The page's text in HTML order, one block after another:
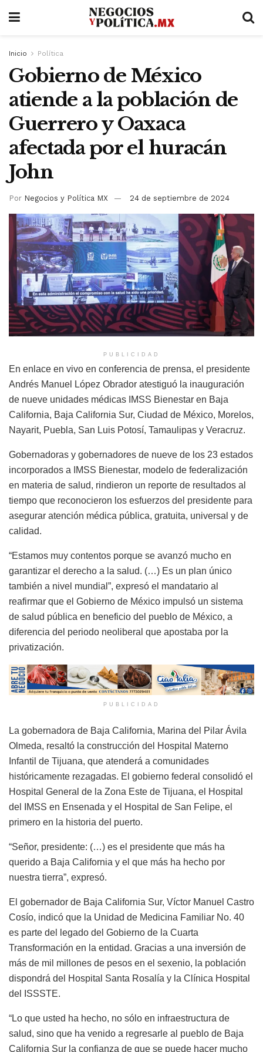
Inicio Política
Gobierno de México
atiende a la población de
Guerrero y Oaxaca
afectada por el huracán
John
Por Negocios y Política MX 24 de septiembre de 2024
PUBLICIDAD
En enlace en vivo en conferencia de prensa, el presidente
Andrés Manuel López Obrador atestiguó la inauguración
de nueve unidades médicas IMSS Bienestar en Baja
California, Baja California Sur, Ciudad de México, Morelos,
Nayarit, Puebla, San Luis Potosí, Tamaulipas y Veracruz.
Gobernadoras y gobernadores de nueve de los 23 estados
incorporados a IMSS Bienestar, modelo de federalización
en materia de salud, rindieron un reporte de resultados al
tiempo que reconocieron los esfuerzos del presidente para
asegurar atención médica pública, gratuita, universal y de
calidad.
“Estamos muy contentos porque se avanzó mucho en
garantizar el derecho a la salud. (…) Es un plan único
también a nivel mundial”, expresó el mandatario al
reafirmar que el Gobierno de México impulsó un sistema
de salud pública en beneficio del pueblo de México, a
diferencia del periodo neoliberal que apostaba por la
privatización.
PUBLICIDAD
La gobernadora de Baja California, Marina del Pilar Ávila
Olmeda, resaltó la construcción del Hospital Materno
Infantil de Tijuana, que atenderá a comunidades
históricamente rezagadas. El gobierno federal consolidó el
Hospital General de la Zona Este de Tijuana, el Hospital
del IMSS en Ensenada y el Hospital de San Felipe, el
primero en la historia del puerto.
“Señor, presidente: (…) es el presidente que más ha
querido a Baja California y el que más ha hecho por
nuestra tierra”, expresó.
El gobernador de Baja California Sur, Víctor Manuel Castro
Cosío, indicó que la Unidad de Medicina Familiar No. 40
es parte del legado del Gobierno de la Cuarta
Transformación en la entidad. Gracias a una inversión de
más de mil millones de pesos en el sexenio, la población
dispondrá del Hospital Santa Rosalía y la Clínica Hospital
del ISSSTE.
“Lo que usted ha hecho, no sólo en infraestructura de
salud, sino que ha venido a regresarle al pueblo de Baja
California Sur la confianza de que se puede hacer mucho